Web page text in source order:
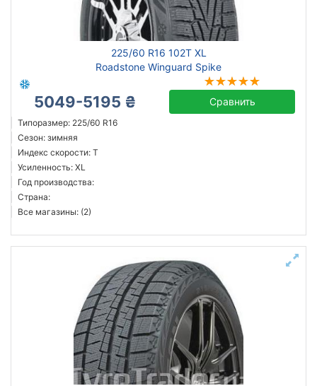
225/60 R16 102T XL
Roadstone Winguard Spike
5049-5195 ₴ Сравнить
Типоразмер: 225/60 R16
Сезон: зимняя
Индекс скорости: T
Усиленность: XL
Год производства:
Страна:
Все магазины: (2)